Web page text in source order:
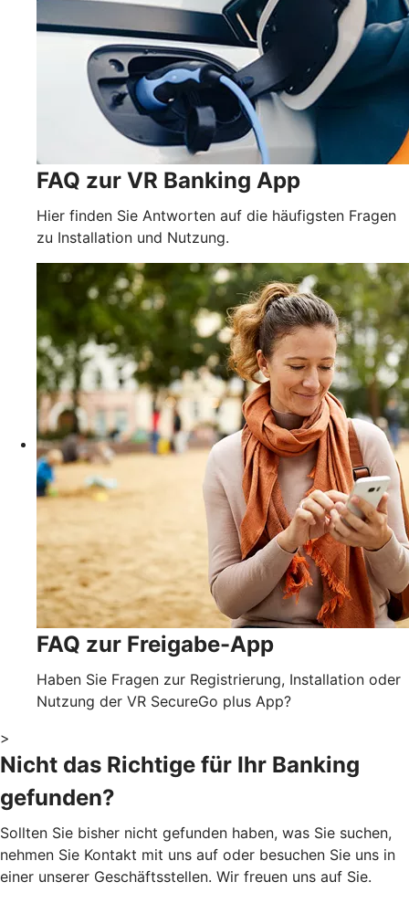
FAQ zur VR Banking App
Hier finden Sie Antworten auf die häufigsten Fragen
zu Installation und Nutzung.
FAQ zur Freigabe-App
Haben Sie Fragen zur Registrierung, Installation oder
Nutzung der VR SecureGo plus App?
>
Nicht das Richtige für Ihr Banking
gefunden?
Sollten Sie bisher nicht gefunden haben, was Sie suchen,
nehmen Sie Kontakt mit uns auf oder besuchen Sie uns in
einer unserer Geschäftsstellen. Wir freuen uns auf Sie.